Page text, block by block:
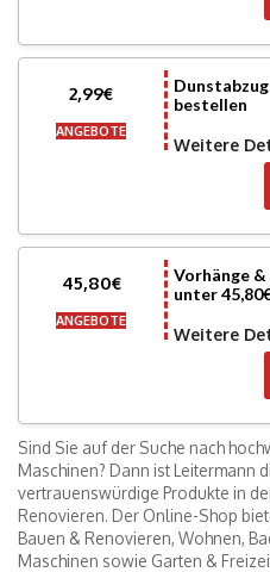
2,99€
ANGEBOTE
bestellen
Weitere
45,80€
ANGEBOTE
Vorhänge
unter
Weitere
Sind Sie auf der Suche nach
Maschinen? Dann ist Leitermann
vertrauenswürdige Produkte in
Renovieren. Der Online-Shop
Bauen & Renovieren, Wohnen,
Maschinen sowie Garten &